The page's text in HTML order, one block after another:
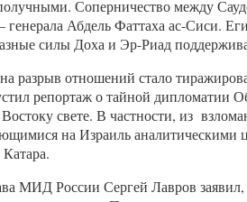
Соперничество между
Абдель Фаттаха ас-Сиси.
силы Доха и Эр-Риад
разрыв отношений стало
репортаж о тайной
свете. В частности, из
на Израиль аналитическими
МИД России Сергей Лавров заявил,